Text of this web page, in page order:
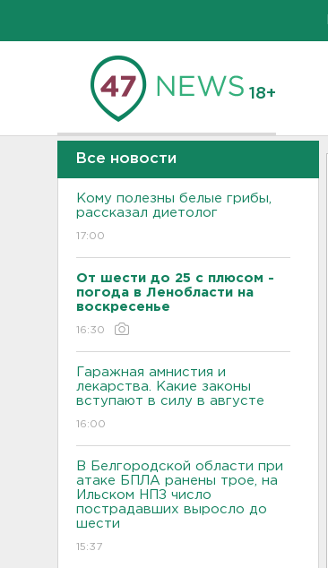
18+
Все новости
Кому полезны белые грибы,
рассказал диетолог
17:00
От шести до 25 с плюсом -
погода в Ленобласти на
воскресенье
16:30
Гаражная амнистия и
лекарства. Какие законы
вступают в силу в августе
16:00
В Белгородской области при
атаке БПЛА ранены трое, на
Ильском НПЗ число
пострадавших выросло до
шести
15:37